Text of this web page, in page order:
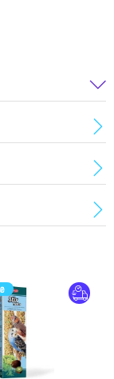
₴
ПЕРЕЙТИ